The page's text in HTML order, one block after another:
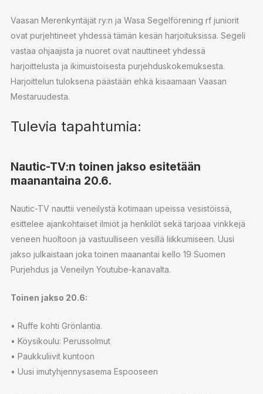
Vaasan Merenkyntäjät ry:n ja Wasa Segelförening rf juniorit
ovat purjehtineet yhdessä tämän kesän harjoituksissa. Segeli
vastaa ohjaajista ja nuoret ovat nauttineet yhdessä
harjoittelusta ja ikimuistoisesta purjehduskokemuksesta.
Harjoittelun tuloksena päästään ehkä kisaamaan Vaasan
Mestaruudesta.
Tulevia tapahtumia:
Nautic-TV:n toinen jakso esitetään
maanantaina 20.6.
Nautic-TV nauttii veneilystä kotimaan upeissa vesistöissä,
esittelee ajankohtaiset ilmiöt ja henkilöt sekä tarjoaa vinkkejä
veneen huoltoon ja vastuulliseen vesillä liikkumiseen. Uusi
jakso julkaistaan joka toinen maanantai kello 19 Suomen
Purjehdus ja Veneilyn Youtube-kanavalta.
Toinen jakso 20.6:
• Ruffe kohti Grönlantia.
• Köysikoulu: Perussolmut
• Paukkuliivit kuntoon
• Uusi imutyhjennysasema Espooseen